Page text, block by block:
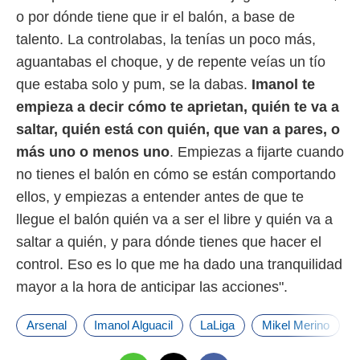
utilizar
crear un
uso de
medir el
de la
de
a través
de
uso de
con el
o por dónde tiene que ir el balón, a base de
talento. La controlabas, la tenías un poco más,
aguantabas el choque, y de repente veías un tío
que estaba solo y pum, se la dabas. Imanol te
empieza a decir cómo te aprietan, quién te va a
saltar, quién está con quién, que van a pares, o
más uno o menos uno. Empiezas a fijarte cuando
no tienes el balón en cómo se están comportando
ellos, y empiezas a entender antes de que te
llegue el balón quién va a ser el libre y quién va a
saltar a quién, y para dónde tienes que hacer el
control. Eso es lo que me ha dado una tranquilidad
mayor a la hora de anticipar las acciones".
Arsenal Imanol Alguacil LaLiga Mikel Merino